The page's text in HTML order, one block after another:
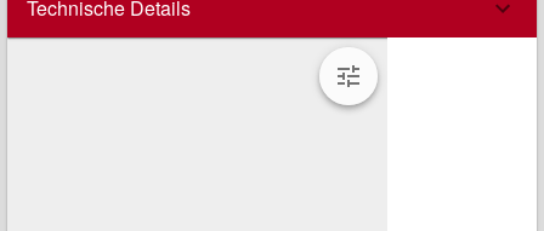
Technische Details